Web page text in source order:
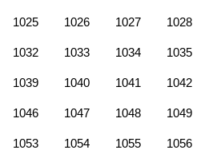
1025 1026 1027 1028
1032 1033 1034 1035
1039 1040 1041 1042
1046 1047 1048 1049
1053 1054 1055 1056